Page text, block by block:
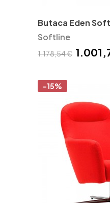
Butaca Eden
Softline
1.178,54 €
-15%